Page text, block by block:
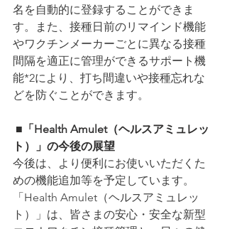
名を自動的に登録することができま
す。また、接種日前のリマインド機能
やワクチンメーカーごとに異なる接種
間隔を適正に管理ができるサポート機
能*2により、打ち間違いや接種忘れな
どを防ぐことができます。
ト）」の今後の展望
今後は、より便利にお使いいただくた
めの機能追加等を予定しています。
「Health Amulet（ヘルスアミュレッ
ト）」は、皆さまの安心・安全な新型